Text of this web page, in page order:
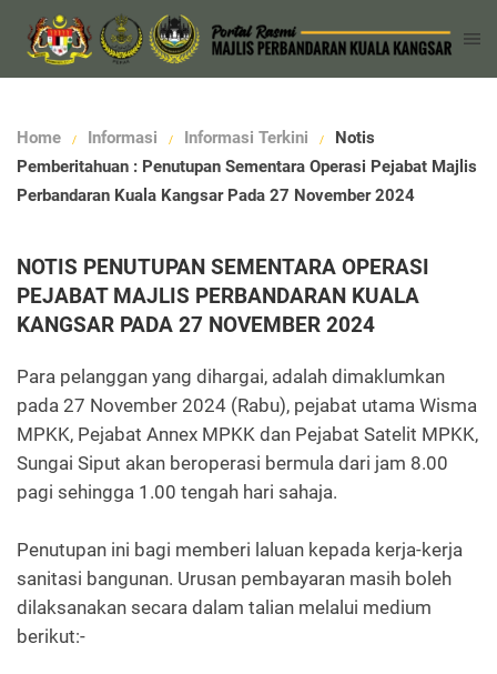
Home Informasi Informasi Terkini
Notis
Pemberitahuan : Penutupan Sementara Operasi Pejabat Majlis
Perbandaran Kuala Kangsar Pada 27 November 2024
NOTIS PENUTUPAN SEMENTARA OPERASI
PEJABAT MAJLIS PERBANDARAN KUALA
KANGSAR PADA 27 NOVEMBER 2024
Para pelanggan yang dihargai, adalah dimaklumkan
pada 27 November 2024 (Rabu), pejabat utama Wisma
MPKK, Pejabat Annex MPKK dan Pejabat Satelit MPKK,
Sungai Siput akan beroperasi bermula dari jam 8.00
pagi sehingga 1.00 tengah hari sahaja.
Penutupan ini bagi memberi laluan kepada kerja-kerja
sanitasi bangunan. Urusan pembayaran masih boleh
dilaksanakan secara dalam talian melalui medium
berikut:-